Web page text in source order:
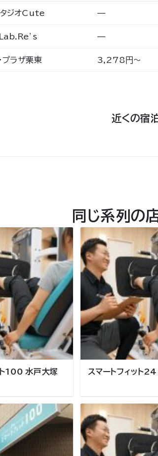
タジオCute —
—
ラザ栗東 3,278円〜
近くの宿
同じ系列の
ト100 水戸大塚
スマートフィット